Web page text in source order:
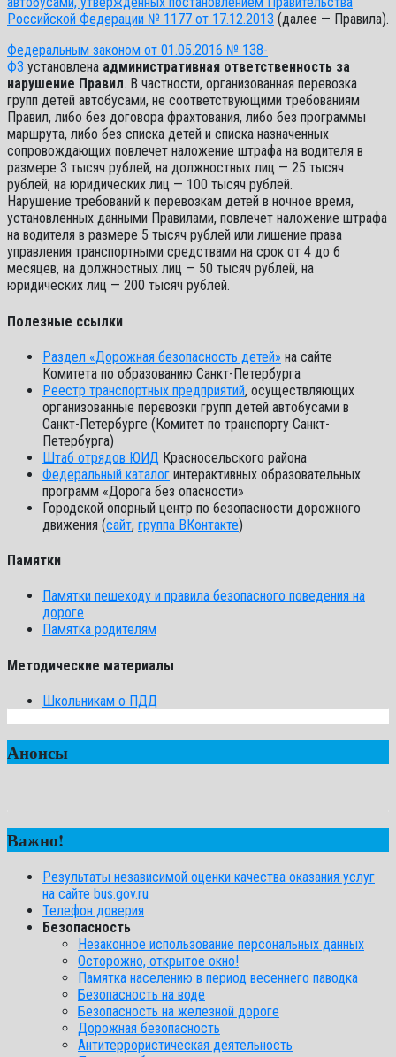
Российской Федерации № 1177 от 17.12.2013 (далее — Правила).
Федеральным законом от 01.05.2016 № 138-
ФЗ установлена административная ответственность за
нарушение Правил. В частности, организованная перевозка
групп детей автобусами, не соответствующими требованиям
Правил, либо без договора фрахтования, либо без программы
маршрута, либо без списка детей и списка назначенных
сопровождающих повлечет наложение штрафа на водителя в
размере 3 тысяч рублей, на должностных лиц — 25 тысяч
рублей, на юридических лиц — 100 тысяч рублей.
Нарушение требований к перевозкам детей в ночное время,
установленных данными Правилами, повлечет наложение штрафа
на водителя в размере 5 тысяч рублей или лишение права
управления транспортными средствами на срок от 4 до 6
месяцев, на должностных лиц — 50 тысяч рублей, на
юридических лиц — 200 тысяч рублей.
Полезные ссылки
Раздел «Дорожная безопасность детей» на сайте
Комитета по образованию Санкт-Петербурга
Реестр транспортных предприятий, осуществляющих
организованные перевозки групп детей автобусами в
Санкт-Петербурге (Комитет по транспорту Санкт-
Петербурга)
Штаб отрядов ЮИД Красносельского района
Федеральный каталог интерактивных образовательных
программ «Дорога без опасности»
Городской опорный центр по безопасности дорожного
движения (сайт, группа ВКонтакте)
Памятки
Памятки пешеходу и правила безопасного поведения на
дороге
Памятка родителям
Методические материалы
Школьникам о ПДД
Анонсы
Важно!
Результаты независимой оценки качества оказания услуг
на сайте bus.gov.ru
Телефон доверия
Безопасность
Незаконное использование персональных данных
Осторожно, открытое окно!
Памятка населению в период весеннего паводка
Безопасность на воде
Безопасность на железной дороге
Дорожная безопасность
Антитеррористическая деятельность